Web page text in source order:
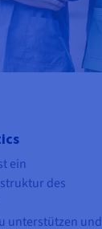
ein
des
unterstützen und